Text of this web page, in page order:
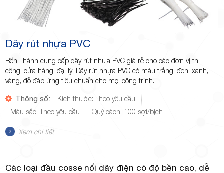
Dây rút nhựa PVC
Bến Thành cung cấp dây rút nhựa PVC giá rẻ cho các đơn vị thi
công, cửa hàng, đại lý. Dây rút nhựa PVC có màu trắng, đen, xanh,
vàng, đỏ đáp ứng tiêu chuẩn cho mọi công trình.
Thông số:
Kích thước: Theo yêu cầu
Màu sắc: Theo yêu cầu
Quý cách: 100 sợi/bịch
Xem chi tiết
Các loại đầu cosse nối dây điện có độ bền cao, dễ